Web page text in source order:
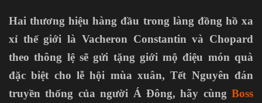
Hai thương hiệu hàng đầu trong làng đồng hồ xa
xỉ thế giới là Vacheron Constantin và Chopard
theo thông lệ sẽ gửi tặng giới mộ điệu món quà
đặc biệt cho lễ hội mùa xuân, Tết Nguyên đán
truyền thống của người Á Đông, hãy cùng Boss